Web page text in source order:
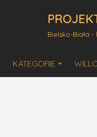
Bielsko-Biała -
KATEGORIE